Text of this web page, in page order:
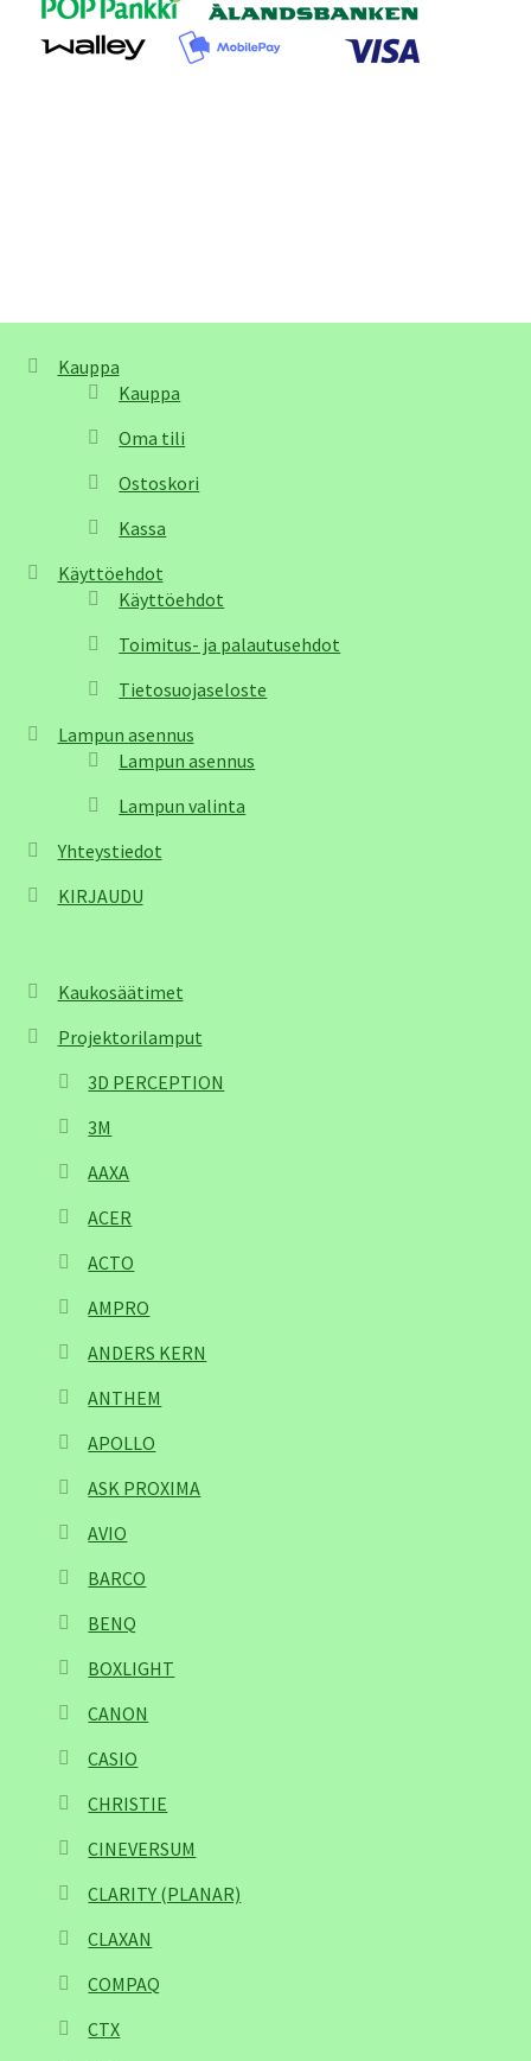
Kauppa
Kauppa
Oma tili
Ostoskori
Kassa
Käyttöehdot
Käyttöehdot
Toimitus- ja palautusehdot
Tietosuojaseloste
Lampun asennus
Lampun asennus
Lampun valinta
Yhteystiedot
KIRJAUDU
Kaukosäätimet
Projektorilamput
3D PERCEPTION
3M
AAXA
ACER
ACTO
AMPRO
ANDERS KERN
ANTHEM
APOLLO
ASK PROXIMA
AVIO
BARCO
BENQ
BOXLIGHT
CANON
CASIO
CHRISTIE
CINEVERSUM
CLARITY (PLANAR)
CLAXAN
COMPAQ
CTX